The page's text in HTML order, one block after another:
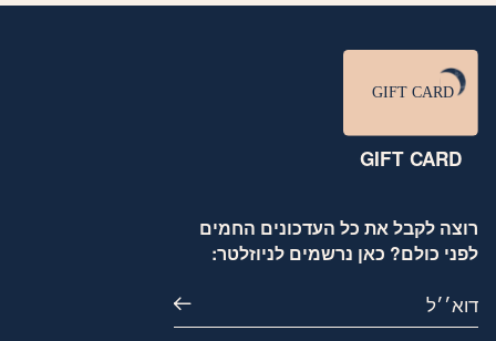
רוצה לקבל את כל העדכונים החמים
לפני כולם? כאן נרשמים לניוזלטר:
דוא׳׳ל
GIFT CARD